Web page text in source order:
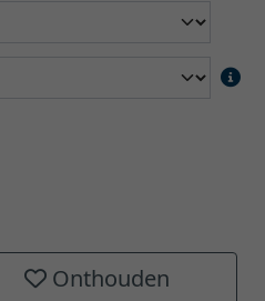
Onthouden